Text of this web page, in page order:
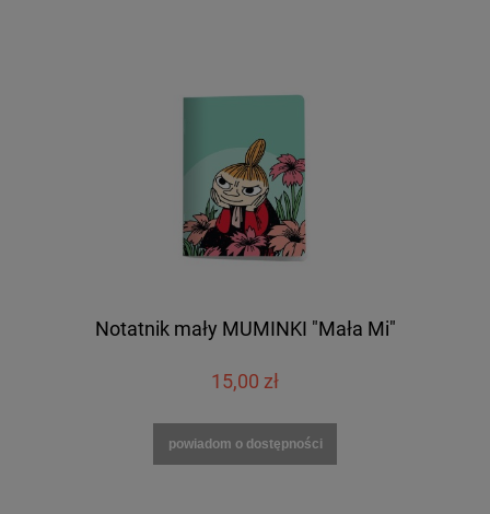
Notatnik mały MUMINKI "Mała Mi"
15,00 zł
powiadom o dostępności